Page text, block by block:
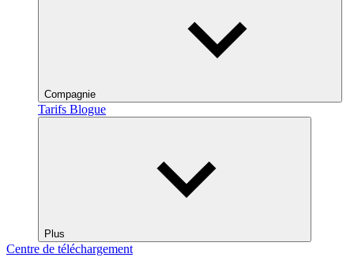
Compagnie
Tarifs Blogue
Plus
Centre de téléchargement